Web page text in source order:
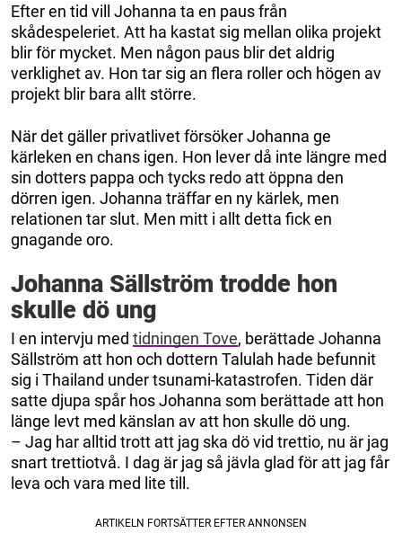
Efter en tid vill Johanna ta en paus från
skådespeleriet. Att ha kastat sig mellan olika projekt
blir för mycket. Men någon paus blir det aldrig
verklighet av. Hon tar sig an flera roller och högen av
projekt blir bara allt större.
När det gäller privatlivet försöker Johanna ge
kärleken en chans igen. Hon lever då inte längre med
sin dotters pappa och tycks redo att öppna den
dörren igen. Johanna träffar en ny kärlek, men
relationen tar slut. Men mitt i allt detta fick en
gnagande oro.
Johanna Sällström trodde hon
skulle dö ung
I en intervju med tidningen Tove, berättade Johanna
Sällström att hon och dottern Talulah hade befunnit
sig i Thailand under tsunami-katastrofen. Tiden där
satte djupa spår hos Johanna som berättade att hon
länge levt med känslan av att hon skulle dö ung.
– Jag har alltid trott att jag ska dö vid trettio, nu är jag
snart trettiotvå. I dag är jag så jävla glad för att jag får
leva och vara med lite till.